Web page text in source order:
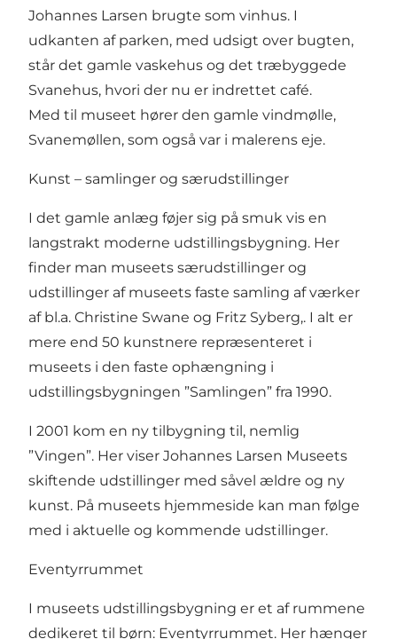
Johannes Larsen brugte som vinhus. I
udkanten af parken, med udsigt over bugten,
står det gamle vaskehus og det træbyggede
Svanehus, hvori der nu er indrettet café.
Med til museet hører den gamle vindmølle,
Svanemøllen, som også var i malerens eje.
Kunst – samlinger og særudstillinger
I det gamle anlæg føjer sig på smuk vis en
langstrakt moderne udstillingsbygning. Her
finder man museets særudstillinger og
udstillinger af museets faste samling af værker
af bl.a. Christine Swane og Fritz Syberg,. I alt er
mere end 50 kunstnere repræsenteret i
museets i den faste ophængning i
udstillingsbygningen ”Samlingen” fra 1990.
I 2001 kom en ny tilbygning til, nemlig
”Vingen”. Her viser Johannes Larsen Museets
skiftende udstillinger med såvel ældre og ny
kunst. På museets hjemmeside kan man følge
med i aktuelle og kommende udstillinger.
Eventyrrummet
I museets udstillingsbygning er et af rummene
dedikeret til børn: Eventyrrummet. Her hænger